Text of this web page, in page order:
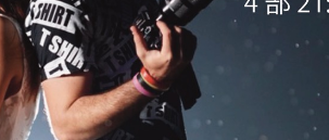
セ
ミ
ナ
ー